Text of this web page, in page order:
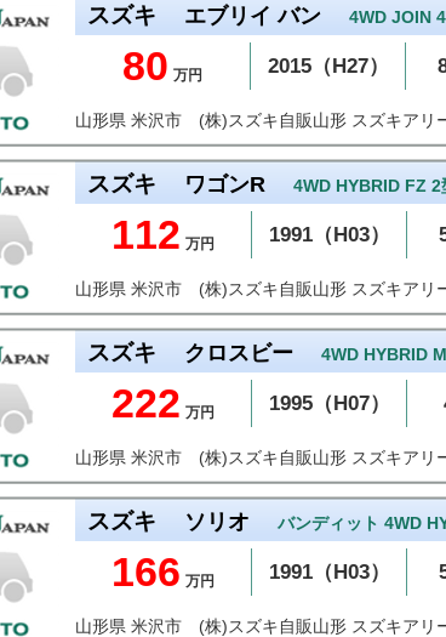
スズキ エブリイ バン 4WD JOIN
80 万円 2015（H27）
山形県 米沢市 (株)スズキ自販山形 スズキアリ
スズキ ワゴンR 4WD HYBRID FZ 2
112 万円 1991（H03）
山形県 米沢市 (株)スズキ自販山形 スズキアリ
スズキ クロスビー 4WD HYBRID
222 万円 1995（H07）
山形県 米沢市 (株)スズキ自販山形 スズキアリ
スズキ ソリオ バンディット 4WD
166 万円 1991（H03）
山形県 米沢市 (株)スズキ自販山形 スズキアリ